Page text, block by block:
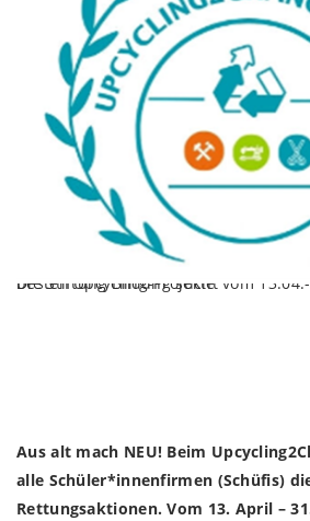
Die Stiftung Bildung sucht vom 13.04.-31.05.2026 die besten Upcycling-Projekte
Aus alt mach NEU! Beim
alle Schüler*innenfirmen (Schüfis)
Rettungsaktionen. Vom 13. April –